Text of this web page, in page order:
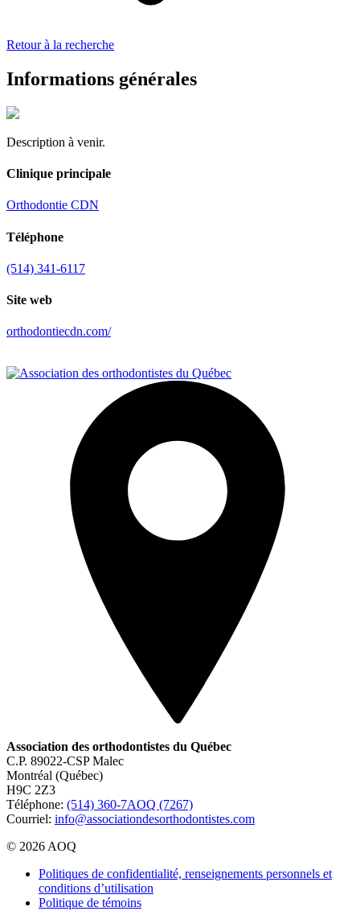
Retour à la recherche
Informations générales
Description à venir.
Clinique principale
Orthodontie CDN
Téléphone
(514) 341-6117
Site web
orthodontiecdn.com/
Association des orthodontistes du Québec
C.P. 89022-CSP Malec
Montréal (Québec)
H9C 2Z3
Téléphone: (514) 360-7AOQ (7267)
Courriel: info@associationdesorthodontistes.com
© 2026 AOQ
Politiques de confidentialité, renseignements personnels et
conditions d’utilisation
Politique de témoins